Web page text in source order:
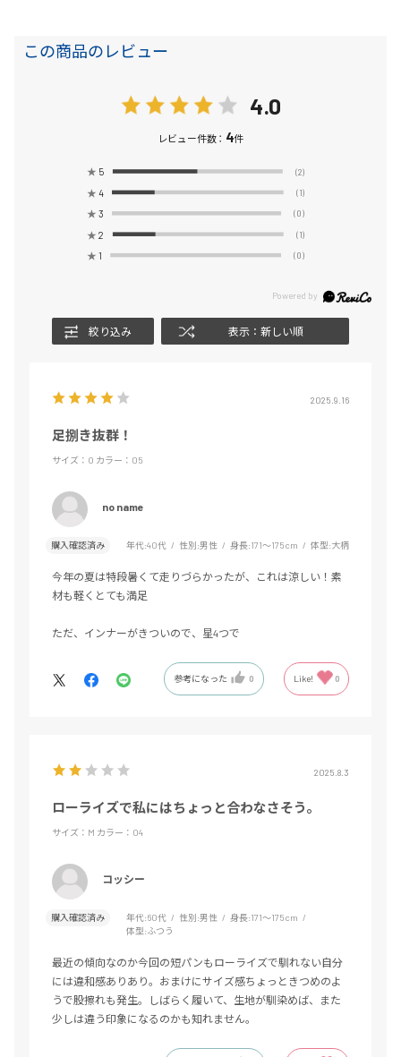
この商品のレビュー
4.0
レビュー件数： 4件
★ 5 (2)
★ 4 (1)
★ 3 (0)
★ 2 (1)
★ 1 (0)
絞り込み 表示：新しい順
2025.9.16
足捌き抜群！
サイズ：O カラー：05
no name
購入確認済み 年代:40代 性別:男性 身長:171～175cm 体型:大柄
今年の夏は特段暑くて走りづらかったが、これは涼しい！素
材も軽くとても満足
ただ、インナーがきついので、星4つで
参考になった 0 Like! 0
2025.8.3
ローライズで私にはちょっと合わなさそう。
サイズ：M カラー：04
コッシー
購入確認済み 年代:60代 性別:男性 身長:171～175cm
体型:ふつう
最近の傾向なのか今回の短パンもローライズで馴れない自分
には違和感ありあり。おまけにサイズ感ちょっときつめのよ
うで股擦れも発生。しばらく履いて、生地が馴染めば、また
少しは違う印象になるのかも知れません。